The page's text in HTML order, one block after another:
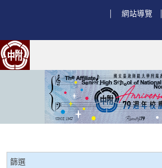
網站導覽
行事曆 - 回師大附中首頁
:::
篩選